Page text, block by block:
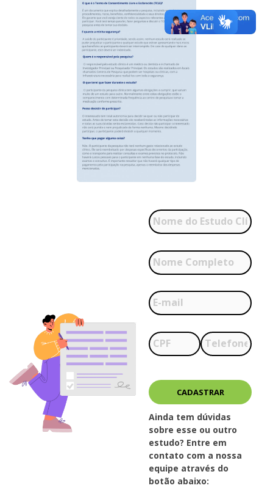
Ainda tem dúvidas
sobre esse ou outro
estudo? Entre em
contato com a nossa
equipe através do
botão abaixo: